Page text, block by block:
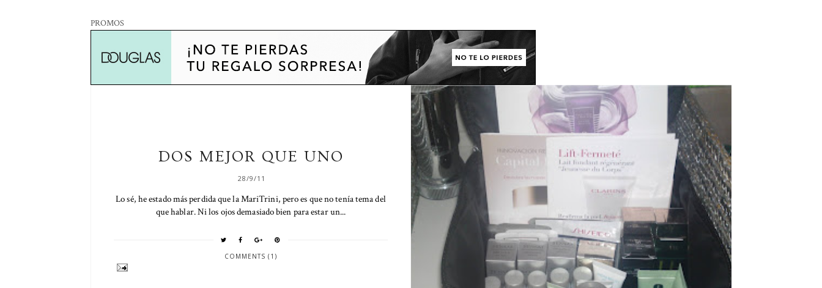
PROMOS
DOS MEJOR QUE UNO
28/9/11
Lo sé, he estado más perdida que la MariTrini, pero es que no tenía tema del
que hablar. Ni los ojos demasiado bien para estar un...
COMMENTS (1)